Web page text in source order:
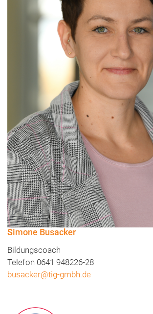
Simone Busacker
Bildungscoach
Telefon 0641 948226-28
busacker@tig-gmbh.de